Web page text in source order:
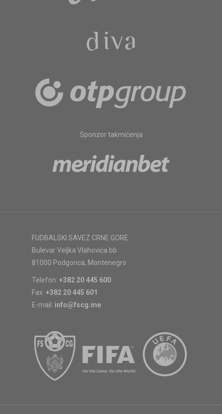
Sponzor takmičenja
FUDBALSKI SAVEZ CRNE GORE
Bulevar Veljka Vlahovića bb
81000 Podgorica, Montenegro
Telefon: +382 20 445 600
Fax: +382 20 445 601
E-mail: info@fscg.me